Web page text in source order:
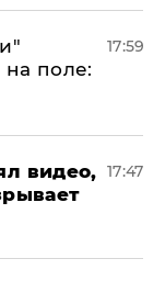
поле:
17:59
видео, 17:47